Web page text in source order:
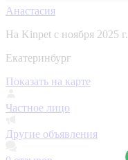
Анастасия
На Kinpet c ноября 2025 г.
Екатеринбург
Показать на карте
Частное лицо
Другие объявления